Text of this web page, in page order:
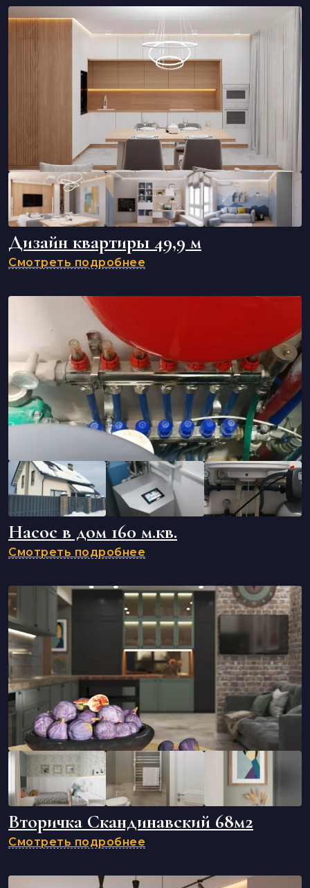
Дизайн квартиры 49,9 м
Смотреть подробнее
Насос в дом 160 м.кв.
Смотреть подробнее
Вторичка Скандинавский 68м2
Смотреть подробнее